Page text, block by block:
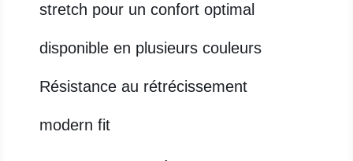
stretch pour un confort optimal
disponible en plusieurs couleurs
Résistance au rétrécissement
modern fit